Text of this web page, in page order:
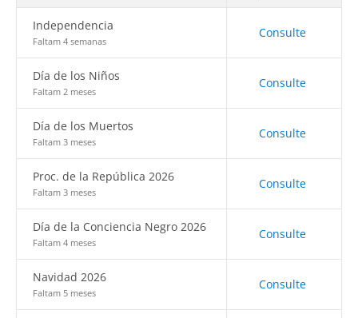
Independencia
Faltam 4 semanas
Consulte
Día de los Niños
Faltam 2 meses
Consulte
Día de los Muertos
Faltam 3 meses
Consulte
Proc. de la República 2026
Faltam 3 meses
Consulte
Día de la Conciencia Negro 2026
Faltam 4 meses
Consulte
Navidad 2026
Faltam 5 meses
Consulte